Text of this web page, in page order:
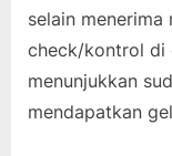
selain menerima
check/kontrol di
menunjukkan
mendapatkan